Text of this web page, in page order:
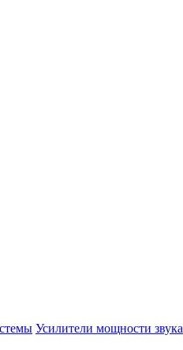
Усилители мощности звука